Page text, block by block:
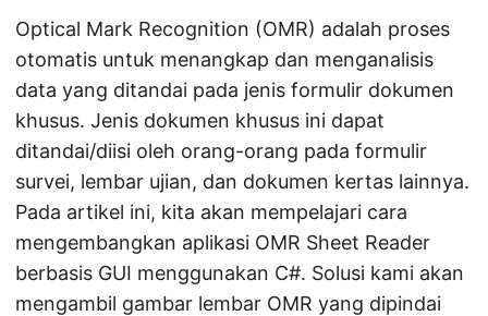
Optical Mark Recognition (OMR) adalah proses
otomatis untuk menangkap dan menganalisis
data yang ditandai pada jenis formulir dokumen
khusus. Jenis dokumen khusus ini dapat
ditandai/diisi oleh orang-orang pada formulir
survei, lembar ujian, dan dokumen kertas lainnya.
Pada artikel ini, kita akan mempelajari cara
mengembangkan aplikasi OMR Sheet Reader
berbasis GUI menggunakan C#. Solusi kami akan
mengambil gambar lembar OMR yang dipindai